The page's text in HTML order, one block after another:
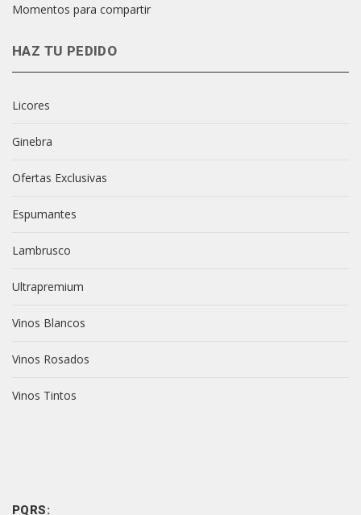
Momentos para compartir
HAZ TU PEDIDO
Licores
Ginebra
Ofertas Exclusivas
Espumantes
Lambrusco
Ultrapremium
Vinos Blancos
Vinos Rosados
Vinos Tintos
PQRS: